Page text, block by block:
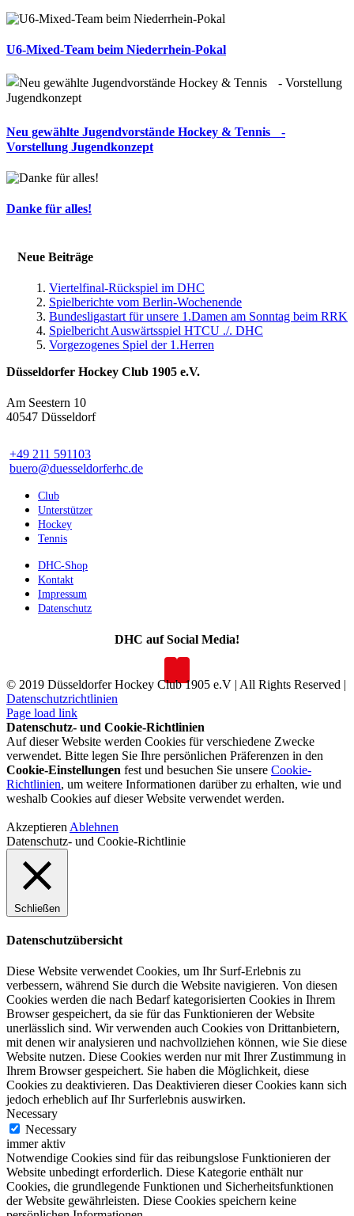
U6-Mixed-Team beim Niederrhein-Pokal
Neu gewählte Jugendvorstände Hockey & Tennis -
Vorstellung Jugendkonzept
Danke für alles!
Neue Beiträge
Viertelfinal-Rückspiel im DHC
Spielberichte vom Berlin-Wochenende
Bundesligastart für unsere 1.Damen am Sonntag beim RRK
Spielbericht Auswärtsspiel HTCU ./. DHC
Vorgezogenes Spiel der 1.Herren
Düsseldorfer Hockey Club 1905 e.V.
Am Seestern 10
40547 Düsseldorf
+49 211 591103
buero@duesseldorferhc.de
Club
Unterstützer
Hockey
Tennis
DHC-Shop
Kontakt
Impressum
Datenschutz
DHC auf Social Media!
© 2019 Düsseldorfer Hockey Club 1905 e.V | All Rights Reserved |
Datenschutzrichtlinien
Page load link
Datenschutz- und Cookie-Richtlinien
Auf dieser Website werden Cookies für verschiedene Zwecke
verwendet. Bitte legen Sie Ihre persönlichen Präferenzen in den
Cookie-Einstellungen fest und besuchen Sie unsere Cookie-
Richtlinien, um weitere Informationen darüber zu erhalten, wie und
weshalb Cookies auf dieser Website verwendet werden.
Akzeptieren Ablehnen
Datenschutz- und Cookie-Richtlinie
Schließen
Datenschutzübersicht
Diese Website verwendet Cookies, um Ihr Surf-Erlebnis zu
verbessern, während Sie durch die Website navigieren. Von diesen
Cookies werden die nach Bedarf kategorisierten Cookies in Ihrem
Browser gespeichert, da sie für das Funktionieren der Website
unerlässlich sind. Wir verwenden auch Cookies von Drittanbietern,
mit denen wir analysieren und nachvollziehen können, wie Sie diese
Website nutzen. Diese Cookies werden nur mit Ihrer Zustimmung in
Ihrem Browser gespeichert. Sie haben die Möglichkeit, diese
Cookies zu deaktivieren. Das Deaktivieren dieser Cookies kann sich
jedoch erheblich auf Ihr Surferlebnis auswirken.
Necessary
Necessary
immer aktiv
Notwendige Cookies sind für das reibungslose Funktionieren der
Website unbedingt erforderlich. Diese Kategorie enthält nur
Cookies, die grundlegende Funktionen und Sicherheitsfunktionen
der Website gewährleisten. Diese Cookies speichern keine